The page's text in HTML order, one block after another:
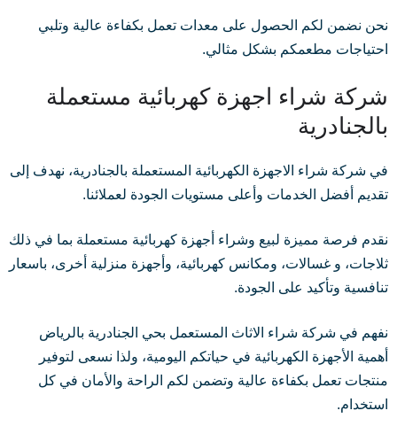
نحن نضمن لكم الحصول على معدات تعمل بكفاءة عالية وتلبي
احتياجات مطعمكم بشكل مثالي.
شركة شراء اجهزة كهربائية مستعملة
بالجنادرية
في شركة شراء الاجهزة الكهربائية المستعملة بالجنادرية، نهدف إلى
تقديم أفضل الخدمات وأعلى مستويات الجودة لعملائنا.
نقدم فرصة مميزة لبيع وشراء أجهزة كهربائية مستعملة بما في ذلك
ثلاجات، و غسالات، ومكانس كهربائية، وأجهزة منزلية أخرى، باسعار
تنافسية وتأكيد على الجودة.
نفهم في شركة شراء الاثاث المستعمل بحي الجنادرية بالرياض
أهمية الأجهزة الكهربائية في حياتكم اليومية، ولذا نسعى لتوفير
منتجات تعمل بكفاءة عالية وتضمن لكم الراحة والأمان في كل
استخدام.